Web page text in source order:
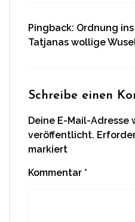
Pingback: Ordnung
Tatjanas wollige
Schreibe einen
Deine E-Mail-Adresse
veröffentlicht.
markiert
Kommentar *